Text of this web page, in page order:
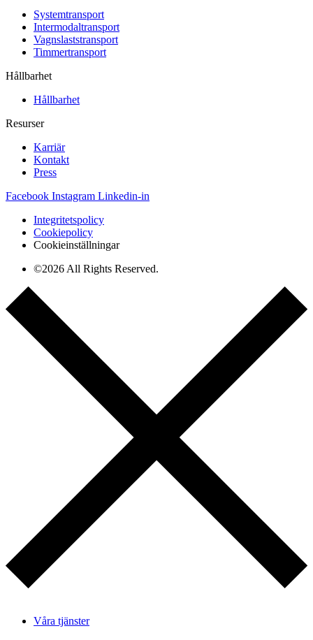
Systemtransport
Intermodaltransport
Vagnslaststransport
Timmertransport
Hållbarhet
Hållbarhet
Resurser
Karriär
Kontakt
Press
Facebook Instagram Linkedin-in
Integritetspolicy
Cookiepolicy
Cookieinställningar
©2026 All Rights Reserved.
Våra tjänster